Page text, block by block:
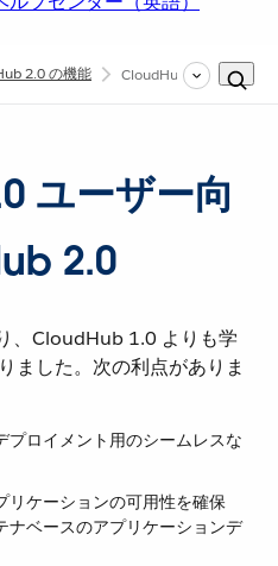
2.0 の機能 CloudHub 1.0 ユーザー
ユーザー向
2.0
、CloudHub 1.0 よりも学
ました。次の利点がありま
プロイメント用のシームレスな
リケーションの可用性を確保
ナベースのアプリケーションデ